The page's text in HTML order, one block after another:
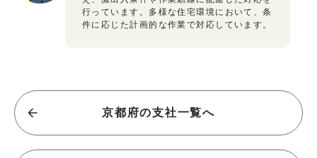
行っています。多様な住宅環境において、条
件に応じた計画的な作業で対応しています。
京都府の支社一覧へ